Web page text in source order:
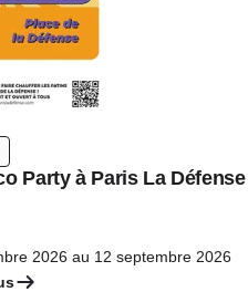
Party à Paris La
2026 au 12 septembre 2026